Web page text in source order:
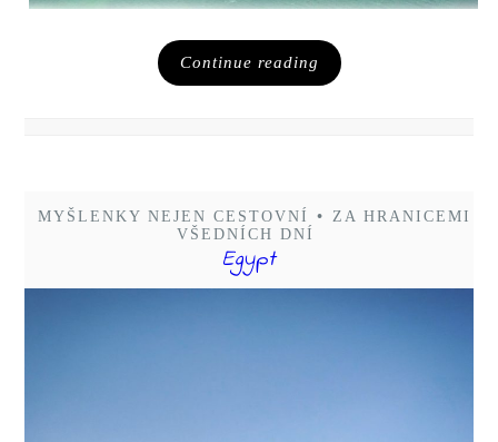
Continue reading
MYŠLENKY NEJEN CESTOVNÍ •
ZA HRANICEMI
VŠEDNÍCH DNÍ
Egypt